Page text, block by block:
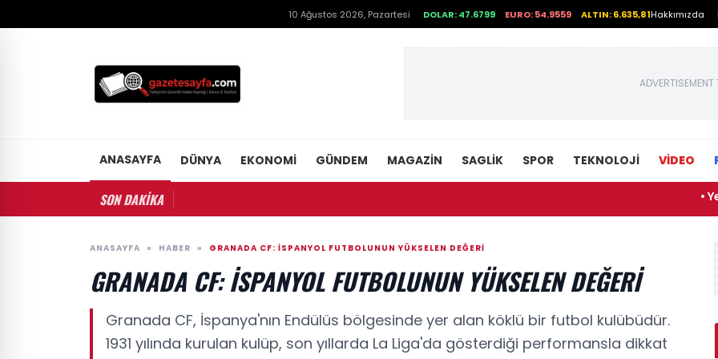
10 Ağustos 2026, Pazartesi DOLAR: 47.6799 EURO: 54.9559 ALTIN: 6.635,81Hakkımızda
ANASAYFA DÜNYA EKONOMI GÜNDEM MAGAZIN SAGLIK SPOR TEKNOLOJI VİDEO
SON DAKİKA • Yeni
ANASAYFA » HABER » GRANADA CF: İSPANYOL FUTBOLUNUN YÜKSELEN DEĞERI
GRANADA CF: İSPANYOL FUTBOLUNUN YÜKSELEN DEĞERI
Granada CF, İspanya'nın Endülüs bölgesinde yer alan köklü bir futbol kulübüdür.
1931 yılında kurulan kulüp, son yıllarda La Liga'da gösterdiği performansla dikkat